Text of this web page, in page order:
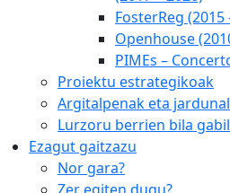
FosterReg (2015
Openhouse
PIMEs –
Proiektu estrategikoak
Argitalpenak eta
Lurzoru berrien bila
Ezagut gaitzazu
Nor gara?
Zer egiten dugu?